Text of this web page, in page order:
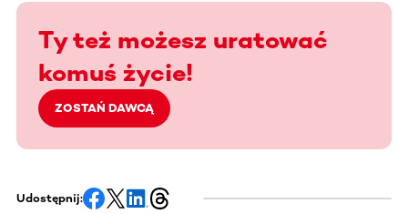
Ty też możesz uratować
komuś życie!
ZOSTAŃ DAWCĄ
Udostępnij: